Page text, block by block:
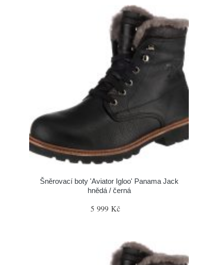
Šněrovací boty 'Aviator Igloo' Panama Jack
hnědá / černá
5 999 Kč